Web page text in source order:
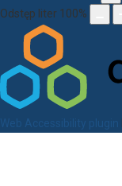
Odstęp liter 100%
Web Accessibility plugin